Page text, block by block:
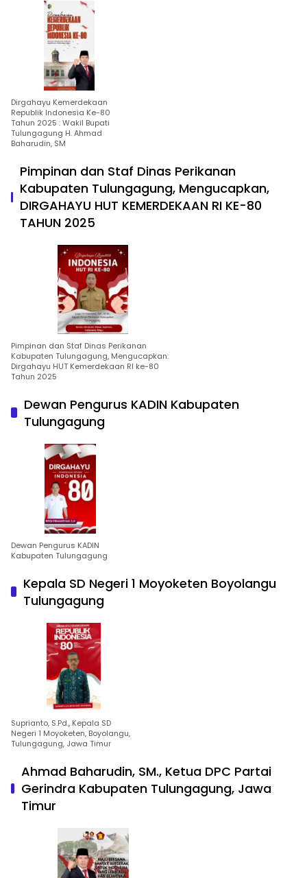
Dirgahayu Kemerdekaan
Republik Indonesia Ke-80
Tahun 2025 : Wakil Bupati
Tulungagung H. Ahmad
Baharudin, SM
Pimpinan dan Staf Dinas Perikanan
Kabupaten Tulungagung, Mengucapkan,
DIRGAHAYU HUT KEMERDEKAAN RI KE-80
TAHUN 2025
Pimpinan dan Staf Dinas Perikanan
Kabupaten Tulungagung, Mengucapkan:
Dirgahayu HUT Kemerdekaan RI ke-80
Tahun 2025
Dewan Pengurus KADIN Kabupaten
Tulungagung
Dewan Pengurus KADIN
Kabupaten Tulungagung
Kepala SD Negeri 1 Moyoketen Boyolangu
Tulungagung
Suprianto, S.Pd., Kepala SD
Negeri 1 Moyoketen, Boyolangu,
Tulungagung, Jawa Timur
Ahmad Baharudin, SM., Ketua DPC Partai
Gerindra Kabupaten Tulungagung, Jawa
Timur